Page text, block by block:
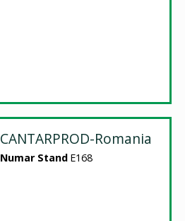
CANTARPROD-Romania
Numar Stand E168